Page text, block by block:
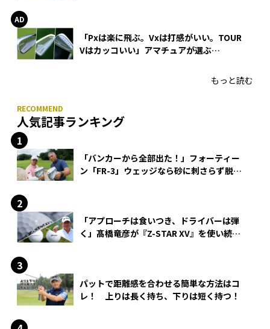
「Pxは楽に飛ぶ。Vxは打感がいい。TOUR
Vはカッコいい」アマチュアが選ぶ
もっと読む
人気記事ランキング
「バンカーから全部出た！」フォーティー
ン「FR-3」ウェッジなら砂に刺さらず脱出
「アプローチは食いつき、ドライバーは弾
く」髙橋竜彦が『Z-STAR XV』を使い続け
パットで距離感を合わせる簡単な方法はコ
レ！ 上りは長く持ち、下りは短く持つ！